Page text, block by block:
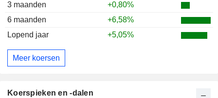
3 maanden
+0,80%
6 maanden
+6,58%
Lopend jaar
+5,05%
Meer koersen
Koerspieken en -dalen